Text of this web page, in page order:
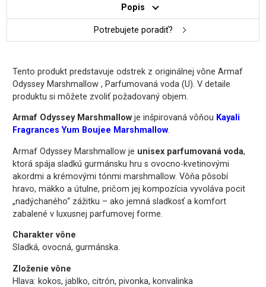
Popis
Potrebujete poradiť?
Tento produkt predstavuje odstrek z originálnej vône Armaf
Odyssey Marshmallow , Parfumovaná voda (U). V detaile
produktu si môžete zvoliť požadovaný objem.
Armaf Odyssey Marshmallow je inšpirovaná vôňou Kayali
Fragrances Yum Boujee Marshmallow.
Armaf Odyssey Marshmallow je unisex parfumovaná voda,
ktorá spája sladkú gurmánsku hru s ovocno-kvetinovými
akordmi a krémovými tónmi marshmallow. Vôňa pôsobí
hravo, mäkko a útulne, pričom jej kompozícia vyvoláva pocit
„nadýchaného“ zážitku – ako jemná sladkosť a komfort
zabalené v luxusnej parfumovej forme.
Charakter vône
Sladká, ovocná, gurmánska.
Zloženie vône
Hlava: kokos, jablko, citrón, pivonka, konvalinka